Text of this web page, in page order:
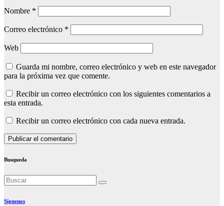
Nombre *
Correo electrónico *
Web
Guarda mi nombre, correo electrónico y web en este navegador
para la próxima vez que comente.
Recibir un correo electrónico con los siguientes comentarios a
esta entrada.
Recibir un correo electrónico con cada nueva entrada.
Busqueda
Síguenos